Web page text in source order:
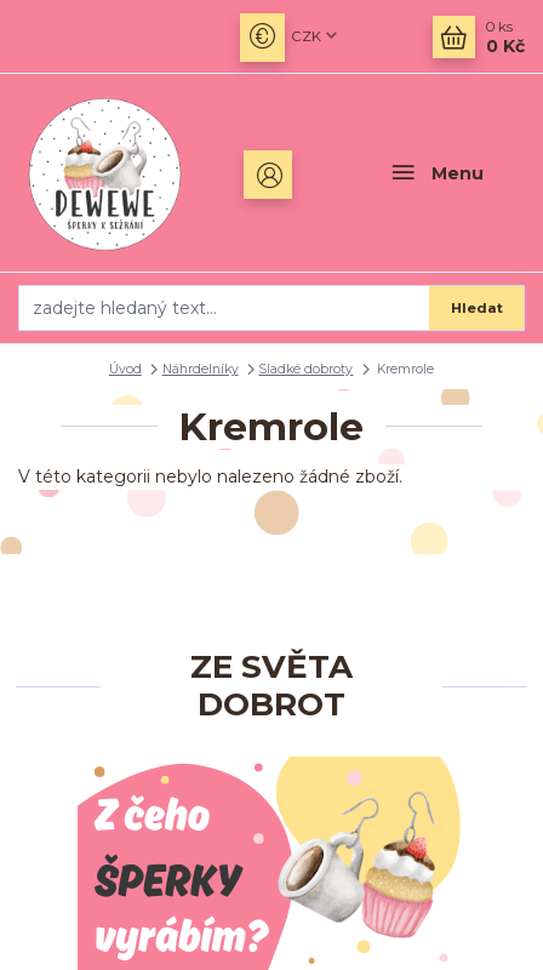
Menu
CZK
Hledat
0 ks
0 Kč
Úvod Náhrdelníky Sladké dobroty Kremrole
Kremrole
V této kategorii nebylo nalezeno žádné zboží.
ZE SVĚTA
DOBROT